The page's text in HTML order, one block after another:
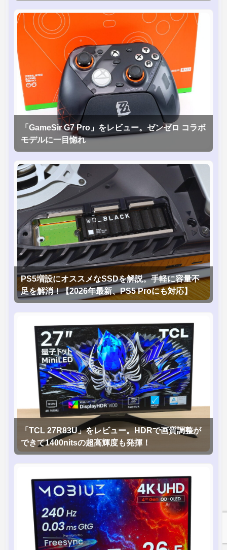
「GameSir G7 Pro」をレビュー。ゼンゼロ コラボ
モデルに一目惚れ
PS5増設にオススメなSSDを解説。手軽に容量不
足を解消！【2026年最新、PS5 Proにも対応】
「TCL 27R83U」をレビュー。HDRで画質調整が
できて1400nitsの超高輝度も発揮！